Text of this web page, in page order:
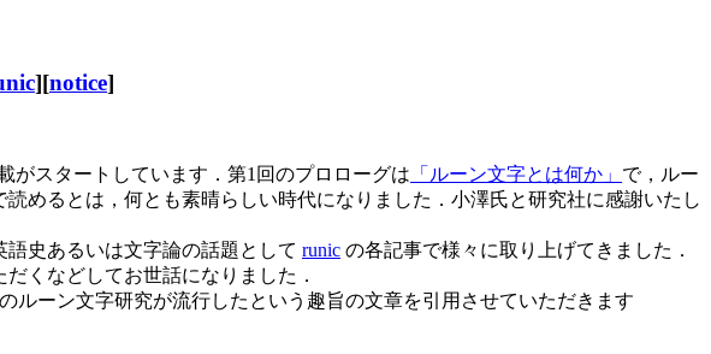
][notice]
がスタートしています．第1回のプロローグは 「ルーン文字とは何か」 で，ルー
めるとは，何とも素晴らしい時代になりました．小澤氏と研究社に感謝いたし
史あるいは文字論の話題として runic の各記事で様々に取り上げてきました．
くなどしてお世話になりました．
ーン文字研究が流行したという趣旨の文章を引用させていただきます